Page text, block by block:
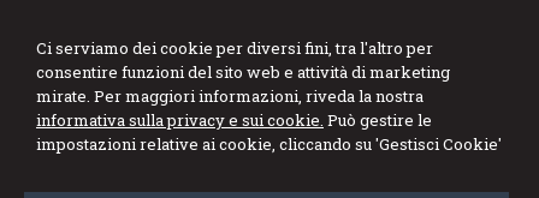
Ci serviamo dei cookie per diversi fini, tra l'altro per
consentire funzioni del sito web e attività di marketing
mirate. Per maggiori informazioni, riveda la nostra
informativa sulla privacy e sui cookie. Può gestire le
impostazioni relative ai cookie, cliccando su 'Gestisci Cookie'
Menu